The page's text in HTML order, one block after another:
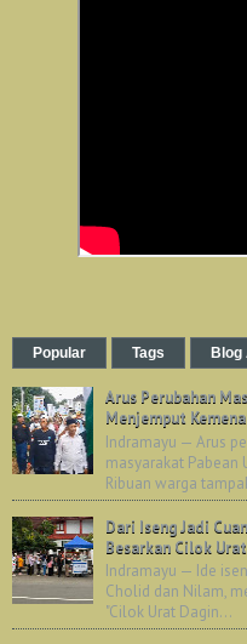
Popular Tags Blog
Arus Perubahan
Menjemput
Indramayu — Arus
masyarakat Pabean
Ribuan warga
Dari Iseng Jadi
Besarkan Cilok
Indramayu — Ide
Cholid dan Nilam,
"Cilok Urat Dagin...